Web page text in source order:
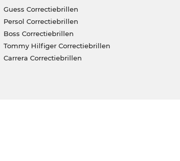
Guess Correctiebrillen
Persol Correctiebrillen
Boss Correctiebrillen
Tommy Hilfiger Correctiebrillen
Carrera Correctiebrillen